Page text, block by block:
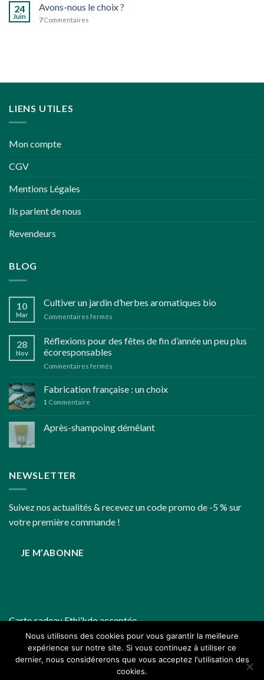
plus
24
Juin
Avons-nous le choix ?
7Commentaires
LIENS UTILES
Mon compte
CGV
Mentions Légales
Ils parlent de nous
Revendeurs
BLOG
10
Mar
Cultiver un jardin d’herbes aromatiques bio
Commentaires fermés
jardin
28
Nov
Réflexions pour des fêtes de fin d’année un peu plus
écoresponsables
Commentaires fermés
pour
des
fin
d’année
Fabrication française : un choix
1 Commentaire
Après-shampoing démêlant
NEWSLETTER
Suivez nos actualités & recevez un code promo de -5 % sur
votre première commande !
JE M’ABONNE
Carte cadeauEthi’kdoacceptée
Nous utilisons des cookies pour vous garantir la meilleure
expérience sur notre site. Si vous continuez à utiliser ce
dernier, nous considérerons que vous acceptez l'utilisation des
cookies.